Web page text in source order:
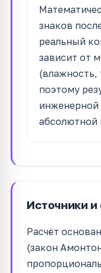
знаков
реальный
зависит от
(влажность,
поэтому
инженерной
абсолютной
Источники
Расчёт
(закон